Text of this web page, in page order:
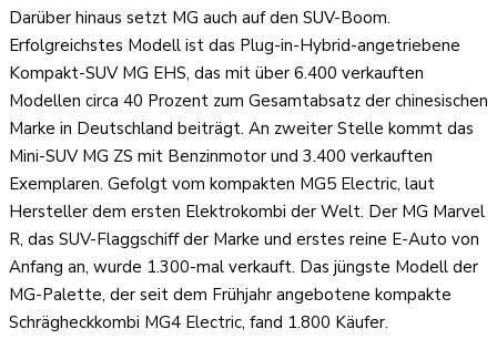
Darüber hinaus setzt MG auch auf den SUV-Boom.
Erfolgreichstes Modell ist das Plug-in-Hybrid-angetriebene
Kompakt-SUV MG EHS, das mit über 6.400 verkauften
Modellen circa 40 Prozent zum Gesamtabsatz der chinesischen
Marke in Deutschland beiträgt. An zweiter Stelle kommt das
Mini-SUV MG ZS mit Benzinmotor und 3.400 verkauften
Exemplaren. Gefolgt vom kompakten MG5 Electric, laut
Hersteller dem ersten Elektrokombi der Welt. Der MG Marvel
R, das SUV-Flaggschiff der Marke und erstes reine E-Auto von
Anfang an, wurde 1.300-mal verkauft. Das jüngste Modell der
MG-Palette, der seit dem Frühjahr angebotene kompakte
Schrägheckkombi MG4 Electric, fand 1.800 Käufer.